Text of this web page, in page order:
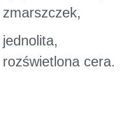
zmarszczek,
jednolita,
rozświetlona cera.